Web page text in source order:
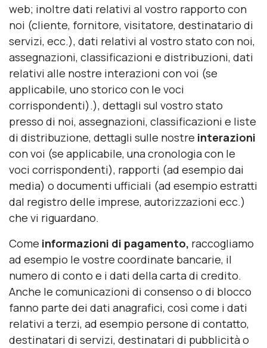
web; inoltre dati relativi al vostro rapporto con
noi (cliente, fornitore, visitatore, destinatario di
servizi, ecc.), dati relativi al vostro stato con noi,
assegnazioni, classificazioni e distribuzioni, dati
relativi alle nostre interazioni con voi (se
applicabile, uno storico con le voci
corrispondenti).), dettagli sul vostro stato
presso di noi, assegnazioni, classificazioni e liste
di distribuzione, dettagli sulle nostre interazioni
con voi (se applicabile, una cronologia con le
voci corrispondenti), rapporti (ad esempio dai
media) o documenti ufficiali (ad esempio estratti
dal registro delle imprese, autorizzazioni ecc.)
che vi riguardano.
Come informazioni di pagamento, raccogliamo
ad esempio le vostre coordinate bancarie, il
numero di conto e i dati della carta di credito.
Anche le comunicazioni di consenso o di blocco
fanno parte dei dati anagrafici, così come i dati
relativi a terzi, ad esempio persone di contatto,
destinatari di servizi, destinatari di pubblicità o